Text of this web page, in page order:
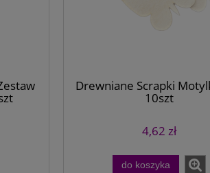
kot
Zakładka do Książki Koniczyna
Drewniane Scrapki
10szt
4,62 zł
do koszyka